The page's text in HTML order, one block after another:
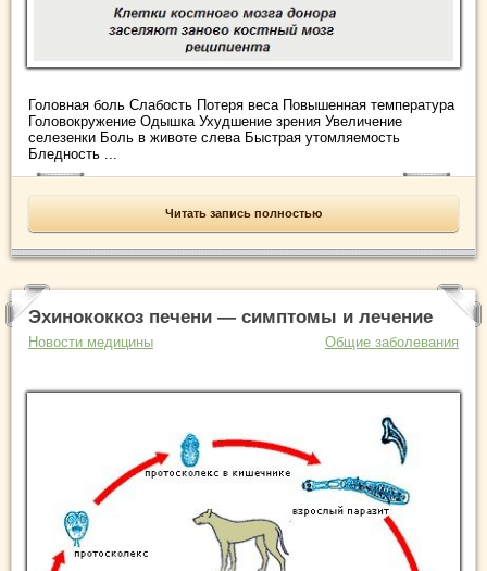
Головная боль Слабость Потеря веса Повышенная температура
Головокружение Одышка Ухудшение зрения Увеличение
селезенки Боль в животе слева Быстрая утомляемость
Бледность ...
Читать запись полностью
Эхинококкоз печени — симптомы и лечение
Новости медицины Общие заболевания